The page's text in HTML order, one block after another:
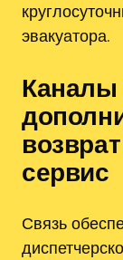
эвакуатора.
Каналы
сервис
Связь